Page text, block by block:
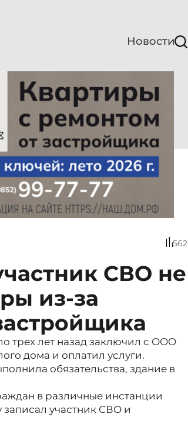
Новости
562
СВО не
из-за
трех лет назад заключил с ООО
дома и оплатил услуги.
обязательства, здание в
в различные инстанции
участник СВО и